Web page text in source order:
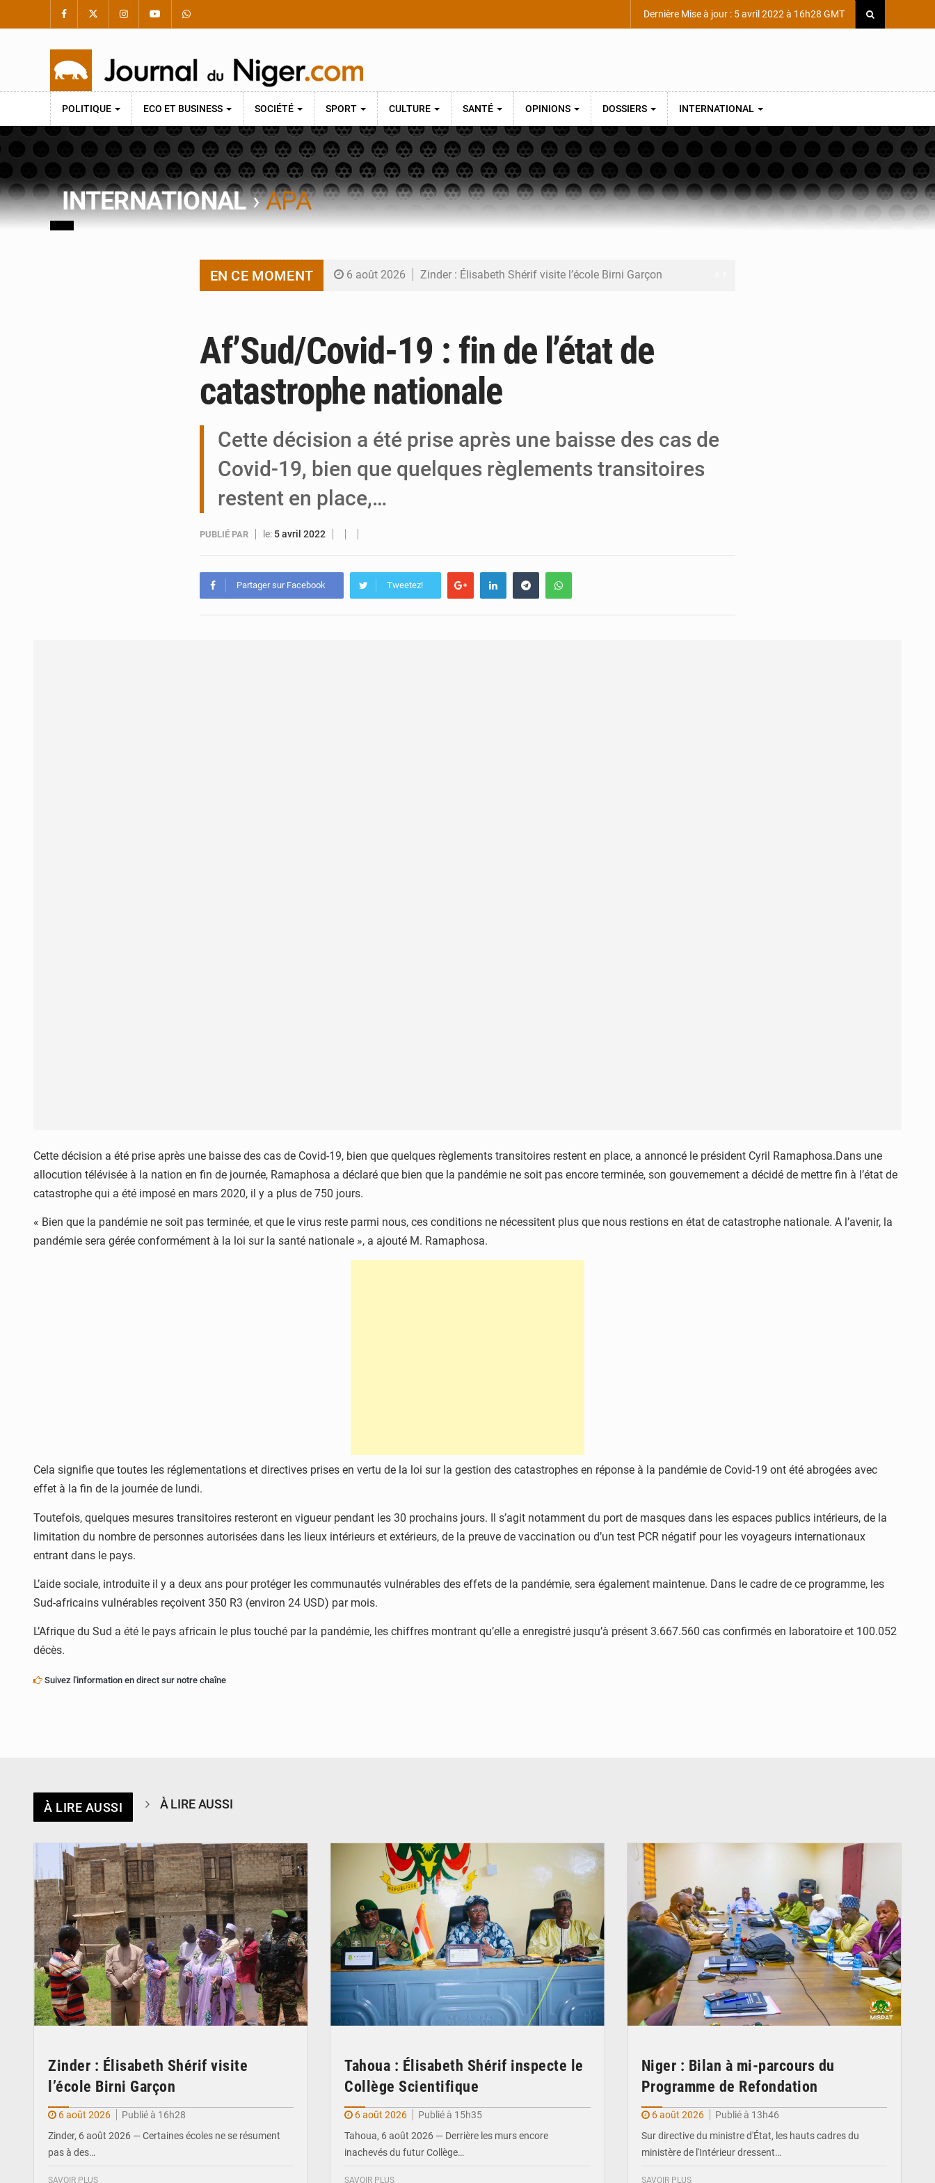
Dernière Mise à jour : 5 avril 2022 à 16h28 GMT
POLITIQUE ECO ET BUSINESS SOCIÉTÉ SPORT CULTURE SANTÉ OPINIONS DOSSIERS INTERNATIONAL
INTERNATIONAL›APA
EN CE MOMENT 6 août 2026 Zinder : Élisabeth Shérif visite l’école Birni Garçon
6 août 2026 Niger : Bilan à mi-parcours du Programme de Refondation
6 août 2026 Chasse aux gabegies à Niamey : 74 milliards de FCFA recouvrés par la COLDEFF
5 août 2026 Tibiri : le dialogue, nouveau terrain de jeu pour la paix
Af’Sud/Covid-19 : fin de l’état de
catastrophe nationale
Cette décision a été prise après une baisse des cas de
Covid-19, bien que quelques règlements transitoires
restent en place,…
PUBLIÉ PAR le: 5 avril 2022
Partager sur Facebook Tweetez!
Cette décision a été prise après une baisse des cas de Covid-19, bien que quelques règlements transitoires restent en place, a annoncé le président Cyril Ramaphosa.Dans une
allocution télévisée à la nation en fin de journée, Ramaphosa a déclaré que bien que la pandémie ne soit pas encore terminée, son gouvernement a décidé de mettre fin à l’état de
catastrophe qui a été imposé en mars 2020, il y a plus de 750 jours.
« Bien que la pandémie ne soit pas terminée, et que le virus reste parmi nous, ces conditions ne nécessitent plus que nous restions en état de catastrophe nationale. A l’avenir, la
pandémie sera gérée conformément à la loi sur la santé nationale », a ajouté M. Ramaphosa.
Cela signifie que toutes les réglementations et directives prises en vertu de la loi sur la gestion des catastrophes en réponse à la pandémie de Covid-19 ont été abrogées avec
effet à la fin de la journée de lundi.
Toutefois, quelques mesures transitoires resteront en vigueur pendant les 30 prochains jours. Il s’agit notamment du port de masques dans les espaces publics intérieurs, de la
limitation du nombre de personnes autorisées dans les lieux intérieurs et extérieurs, de la preuve de vaccination ou d’un test PCR négatif pour les voyageurs internationaux
entrant dans le pays.
L’aide sociale, introduite il y a deux ans pour protéger les communautés vulnérables des effets de la pandémie, sera également maintenue. Dans le cadre de ce programme, les
Sud-africains vulnérables reçoivent 350 R3 (environ 24 USD) par mois.
L’Afrique du Sud a été le pays africain le plus touché par la pandémie, les chiffres montrant qu’elle a enregistré jusqu’à présent 3.667.560 cas confirmés en laboratoire et 100.052
décès.
Suivez l'information en direct sur notre chaîne
À LIRE AUSSI À LIRE AUSSI
Zinder : Élisabeth Shérif visite
l’école Birni Garçon
6 août 2026
Publié à 16h28
Zinder, 6 août 2026 — Certaines écoles ne se résument
pas à des…
SAVOIR PLUS
Tahoua : Élisabeth Shérif inspecte le
Collège Scientifique
6 août 2026
Publié à 15h35
Tahoua, 6 août 2026 — Derrière les murs encore
inachevés du futur Collège…
SAVOIR PLUS
Niger : Bilan à mi-parcours du
Programme de Refondation
6 août 2026
Publié à 13h46
Sur directive du ministre d'État, les hauts cadres du
ministère de l'Intérieur dressent…
SAVOIR PLUS